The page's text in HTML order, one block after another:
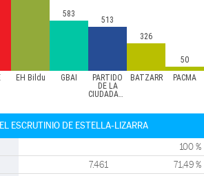
EH Bildu GBAI
PARTIDO
DE LA
CIUDADANÍA
BATZARR PACMA
583
513
326
50
ESCRUTINIO DE ESTELLA-LIZARRA
100 %
7.461 71,49 %